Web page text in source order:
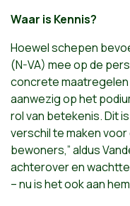
Waar is Kennis?
Hoewel schepen
(N-VA) mee op de
concrete maatregelen
aanwezig op het
rol van betekenis. Dit
verschil te maken
bewoners,” aldus
achterover en wachtte
– nu is het ook aan